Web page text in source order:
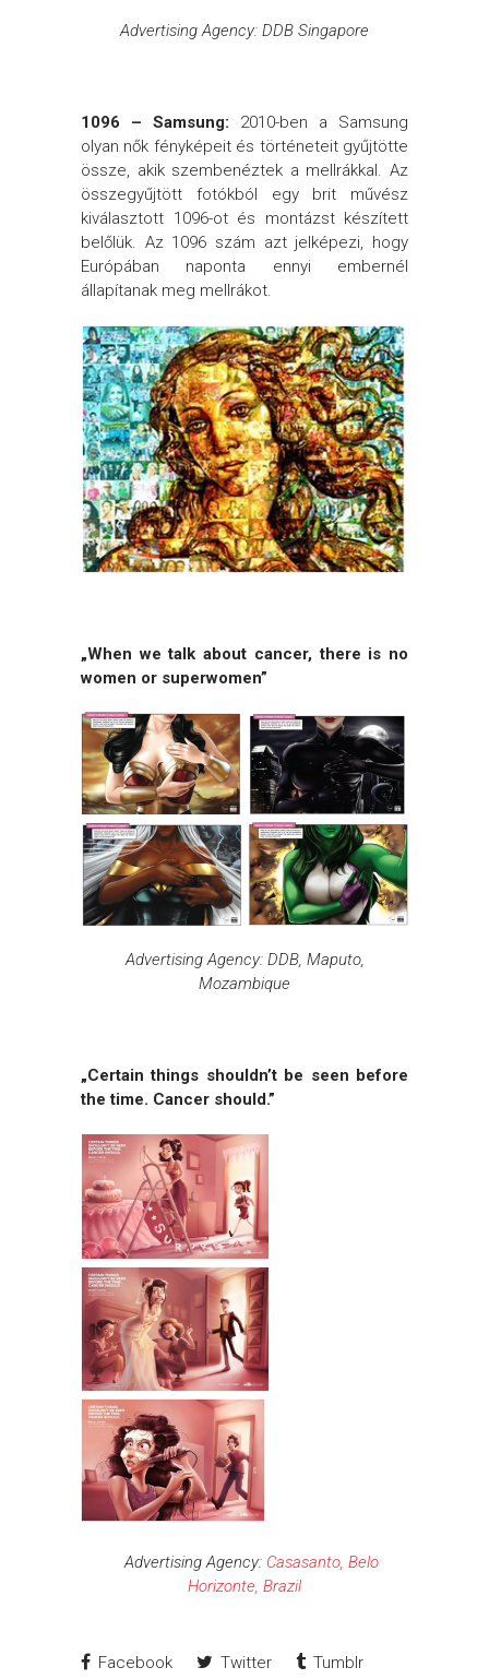
Advertising Agency: DDB Singapore
1096 – Samsung: 2010-ben a Samsung
olyan nők fényképeit és történeteit gyűjtötte
össze, akik szembenéztek a mellrákkal. Az
összegyűjtött fotókból egy brit művész
kiválasztott 1096-ot és montázst készített
belőlük. Az 1096 szám azt jelképezi, hogy
Európában naponta ennyi embernél
állapítanak meg mellrákot.
„When we talk about cancer, there is no
women or superwomen”
Advertising Agency: DDB, Maputo,
Mozambique
„Certain things shouldn’t be seen before
the time. Cancer should.”
Advertising Agency: Casasanto, Belo
Horizonte, Brazil
Facebook Twitter Tumblr